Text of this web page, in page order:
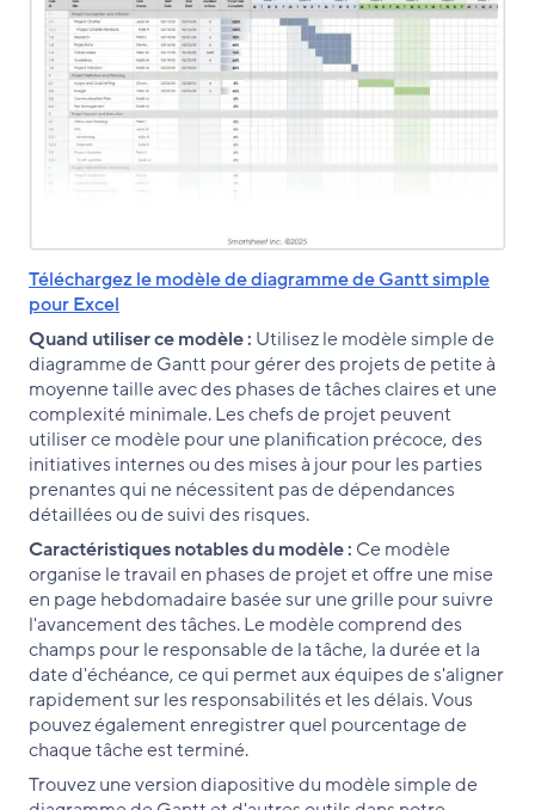
Téléchargez le modèle de diagramme de Gantt simple
pour Excel
Quand utiliser ce modèle : Utilisez le modèle simple de
diagramme de Gantt pour gérer des projets de petite à
moyenne taille avec des phases de tâches claires et une
complexité minimale. Les chefs de projet peuvent
utiliser ce modèle pour une planification précoce, des
initiatives internes ou des mises à jour pour les parties
prenantes qui ne nécessitent pas de dépendances
détaillées ou de suivi des risques.
Caractéristiques notables du modèle : Ce modèle
organise le travail en phases de projet et offre une mise
en page hebdomadaire basée sur une grille pour suivre
l'avancement des tâches. Le modèle comprend des
champs pour le responsable de la tâche, la durée et la
date d'échéance, ce qui permet aux équipes de s'aligner
rapidement sur les responsabilités et les délais. Vous
pouvez également enregistrer quel pourcentage de
chaque tâche est terminé.
Trouvez une version diapositive du modèle simple de